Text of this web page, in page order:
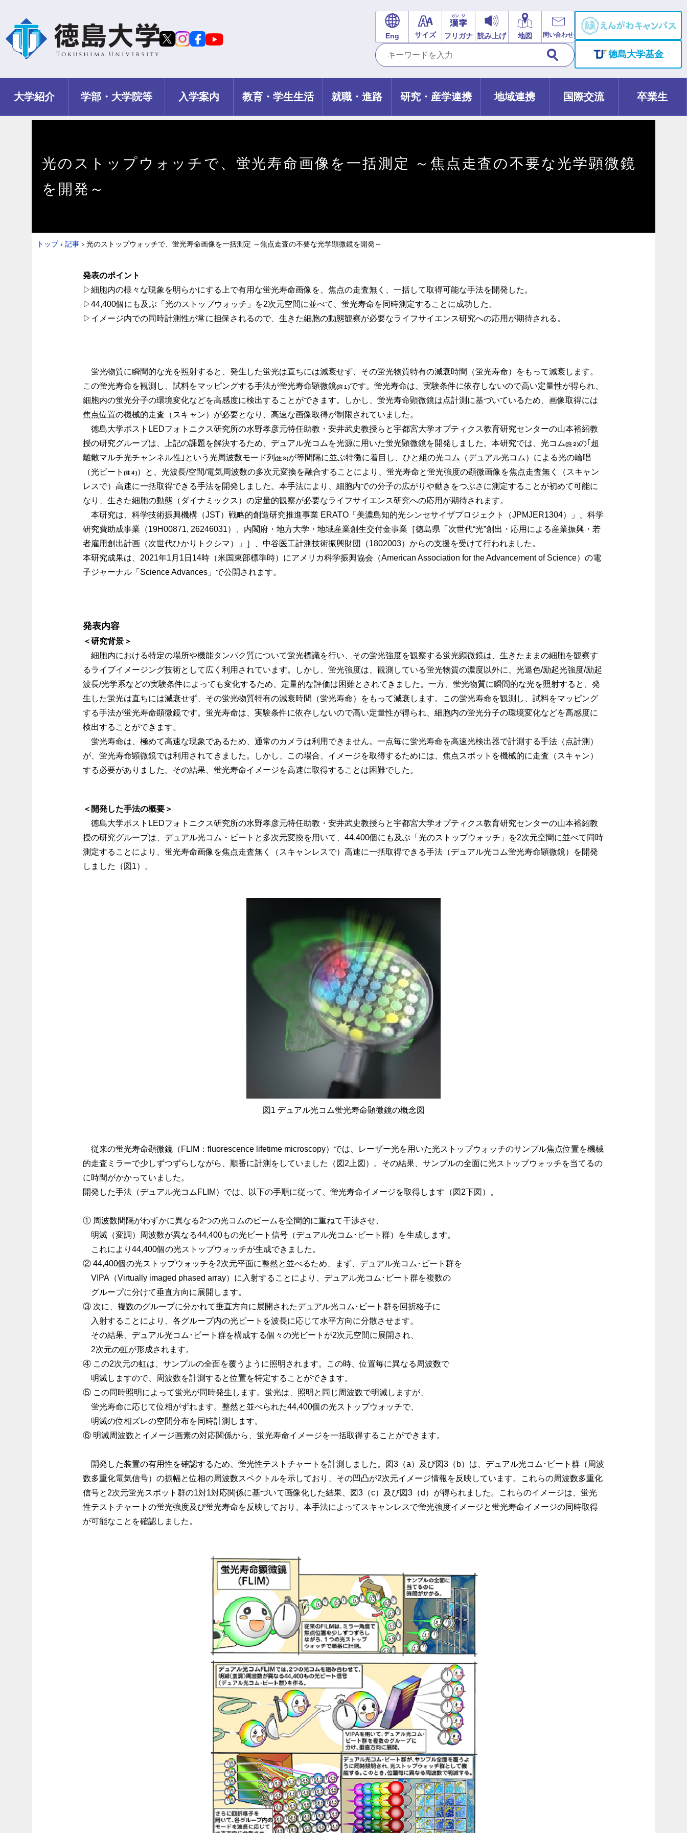
Eng サイズ フリガナ 読み上げ 地図 問い合わせ
徳島大学基金
大学紹介 学部・大学院等 入学案内 教育・学生生活 就職・進路 研究・産学連携 地域連携 国際交流 卒業生
光のストップウォッチで、蛍光寿命画像を一括測定 ～焦点走査の不要な光学顕微鏡
を開発～
トップ › 記事 › 光のストップウォッチで、蛍光寿命画像を一括測定 ～焦点走査の不要な光学顕微鏡を開発～
発表のポイント
▷細胞内の様々な現象を明らかにする上で有用な蛍光寿命画像を、焦点の走査無く、一括して取得可能な手法を開発した。
▷44,400個にも及ぶ「光のストップウォッチ」を2次元空間に並べて、蛍光寿命を同時測定することに成功した。
▷イメージ内での同時計測性が常に担保されるので、生きた細胞の動態観察が必要なライフサイエンス研究への応用が期待される。
蛍光物質に瞬間的な光を照射すると、発生した蛍光は直ちには減衰せず、その蛍光物質特有の減衰時間（蛍光寿命）をもって減衰します。
この蛍光寿命を観測し、試料をマッピングする手法が蛍光寿命顕微鏡(注１)です。蛍光寿命は、実験条件に依存しないので高い定量性が得られ、
細胞内の蛍光分子の環境変化などを高感度に検出することができます。しかし、蛍光寿命顕微鏡は点計測に基づいているため、画像取得には
焦点位置の機械的走査（スキャン）が必要となり、高速な画像取得が制限されていました。
徳島大学ポストLEDフォトニクス研究所の水野孝彦元特任助教・安井武史教授らと宇都宮大学オプティクス教育研究センターの山本裕紹教
授の研究グループは、上記の課題を解決するため、デュアル光コムを光源に用いた蛍光顕微鏡を開発しました。本研究では、光コム(注２)の｢超
離散マルチ光チャンネル性｣という光周波数モード列 (注３)が等間隔に並ぶ特徴に着目し、ひと組の光コム（デュアル光コム）による光の輪唱
（光ビート (注４)）と、光波長/空間/電気周波数の多次元変換を融合することにより、蛍光寿命と蛍光強度の顕微画像を焦点走査無く（スキャン
レスで）高速に一括取得できる手法を開発しました。本手法により、細胞内での分子の広がりや動きをつぶさに測定することが初めて可能に
なり、生きた細胞の動態（ダイナミックス）の定量的観察が必要なライフサイエンス研究への応用が期待されます。
本研究は、科学技術振興機構（JST）戦略的創造研究推進事業 ERATO「美濃島知的光シンセサイザプロジェクト（JPMJER1304）」、科学
研究費助成事業（19H00871, 26246031）、内閣府・地方大学・地域産業創生交付金事業［徳島県「次世代“光”創出・応用による産業振興・若
者雇用創出計画（次世代ひかりトクシマ）」］、中谷医工計測技術振興財団（1802003）からの支援を受けて行われました。
本研究成果は、2021年1月1日14時（米国東部標準時）にアメリカ科学振興協会（American Association for the Advancement of Science）の電
子ジャーナル「Science Advances」で公開されます。
発表内容
＜研究背景＞
細胞内における特定の場所や機能タンパク質について蛍光標識を行い、その蛍光強度を観察する蛍光顕微鏡は、生きたままの細胞を観察す
るライブイメージング技術として広く利用されています。しかし、蛍光強度は、観測している蛍光物質の濃度以外に、光退色/励起光強度/励起
波長/光学系などの実験条件によっても変化するため、定量的な評価は困難とされてきました。一方、蛍光物質に瞬間的な光を照射すると、発
生した蛍光は直ちには減衰せず、その蛍光物質特有の減衰時間（蛍光寿命）をもって減衰します。この蛍光寿命を観測し、試料をマッピング
する手法が蛍光寿命顕微鏡です。蛍光寿命は、実験条件に依存しないので高い定量性が得られ、細胞内の蛍光分子の環境変化などを高感度に
検出することができます。
蛍光寿命は、極めて高速な現象であるため、通常のカメラは利用できません。一点毎に蛍光寿命を高速光検出器で計測する手法（点計測）
が、蛍光寿命顕微鏡では利用されてきました。しかし、この場合、イメージを取得するためには、焦点スポットを機械的に走査（スキャン）
する必要がありました。その結果、蛍光寿命イメージを高速に取得することは困難でした。
＜開発した手法の概要＞
徳島大学ポストLEDフォトニクス研究所の水野孝彦元特任助教・安井武史教授らと宇都宮大学オプティクス教育研究センターの山本裕紹教
授の研究グループは、デュアル光コム・ビートと多次元変換を用いて、44,400個にも及ぶ「光のストップウォッチ」を2次元空間に並べて同時
測定することにより、蛍光寿命画像を焦点走査無く（スキャンレスで）高速に一括取得できる手法（デュアル光コム蛍光寿命顕微鏡）を開発
しました（図1）。
図1 デュアル光コム蛍光寿命顕微鏡の概念図
従来の蛍光寿命顕微鏡（FLIM：fluorescence lifetime microscopy）では、レーザー光を用いた光ストップウォッチのサンプル焦点位置を機械
的走査ミラーで少しずつずらしながら、順番に計測をしていました（図2上図）。その結果、サンプルの全面に光ストップウォッチを当てるの
に時間がかかっていました。
開発した手法（デュアル光コムFLIM）では、以下の手順に従って、蛍光寿命イメージを取得します（図2下図）。
① 周波数間隔がわずかに異なる2つの光コムのビームを空間的に重ねて干渉させ、
明滅（変調）周波数が異なる44,400もの光ビート信号（デュアル光コム･ビート群）を生成します。
これにより44,400個の光ストップウォッチが生成できました。
② 44,400個の光ストップウォッチを2次元平面に整然と並べるため、まず、デュアル光コム･ビート群を
VIPA（Virtually imaged phased array）に入射することにより、デュアル光コム･ビート群を複数の
グループに分けて垂直方向に展開します。
③ 次に、複数のグループに分かれて垂直方向に展開されたデュアル光コム･ビート群を回折格子に
入射することにより、各グループ内の光ビートを波長に応じて水平方向に分散させます。
その結果、デュアル光コム･ビート群を構成する個々の光ビートが2次元空間に展開され、
2次元の虹が形成されます。
④ この2次元の虹は、サンプルの全面を覆うように照明されます。この時、位置毎に異なる周波数で
明滅しますので、周波数を計測すると位置を特定することができます。
⑤ この同時照明によって蛍光が同時発生します。蛍光は、照明と同じ周波数で明滅しますが、
蛍光寿命に応じて位相がずれます。整然と並べられた44,400個の光ストップウォッチで、
明滅の位相ズレの空間分布を同時計測します。
⑥ 明滅周波数とイメージ画素の対応関係から、蛍光寿命イメージを一括取得することができます。
開発した装置の有用性を確認するため、蛍光性テストチャートを計測しました。図3（a）及び図3（b）は、デュアル光コム･ビート群（周波
数多重化電気信号）の振幅と位相の周波数スペクトルを示しており、その凹凸が2次元イメージ情報を反映しています。これらの周波数多重化
信号と2次元蛍光スポット群の1対1対応関係に基づいて画像化した結果、図3（c）及び図3（d）が得られました。これらのイメージは、蛍光
性テストチャートの蛍光強度及び蛍光寿命を反映しており、本手法によってスキャンレスで蛍光強度イメージと蛍光寿命イメージの同時取得
が可能なことを確認しました。